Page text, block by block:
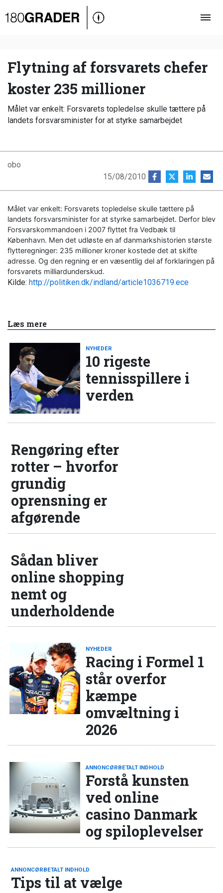
Oversigt
Debat
Video
Podcast
Flytning af forsvarets chefer
koster 235 millioner
Målet var enkelt: Forsvarets topledelse skulle tættere på
landets forsvarsminister for at styrke samarbejdet
obo
15/08/2010
Målet var enkelt: Forsvarets topledelse skulle tættere på
landets forsvarsminister for at styrke samarbejdet. Derfor blev
Forsvarskommandoen i 2007 flyttet fra Vedbæk til
København. Men det udløste en af danmarkshistorien største
flytteregninger: 235 millioner kroner kostede det at skifte
adresse. Og den regning er en væsentlig del af forklaringen på
forsvarets milliardunderskud.
Kilde: http://politiken.dk/indland/article1036719.ece
Læs mere
NYHEDER
10 rigeste
tennisspillere i
verden
Rengøring efter
rotter – hvorfor
grundig
oprensning er
afgørende
Sådan bliver
online shopping
nemt og
underholdende
NYHEDER
Racing i Formel 1
står overfor
kæmpe
omvæltning i
2026
ANNONCØRBETALT INDHOLD
Forstå kunsten
ved online
casino Danmark
og spiloplevelser
ANNONCØRBETALT INDHOLD
Tips til at vælge